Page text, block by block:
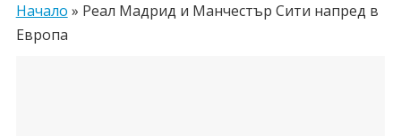
Начало » Реал Мадрид и Манчестър Сити напред в
Европа